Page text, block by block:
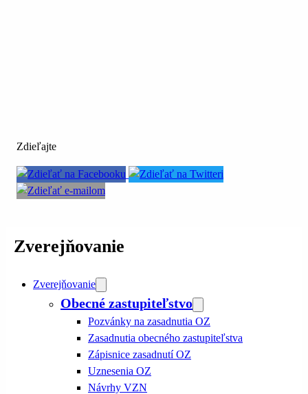
Zdieľajte
Zverejňovanie
Zverejňovanie
Obecné zastupiteľstvo
Pozvánky na zasadnutia OZ
Zasadnutia obecného zastupiteľstva
Zápisnice zasadnutí OZ
Uznesenia OZ
Návrhy VZN